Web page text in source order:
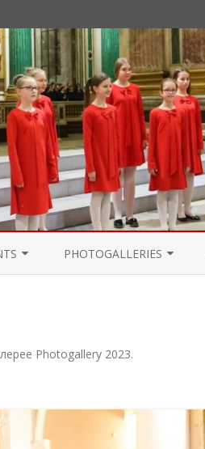
к
2019
2017
PHOTOGALLERIES
PHOTOGALLERY 2022
PHOTOGALLERY 2019
Photogallery 2023.